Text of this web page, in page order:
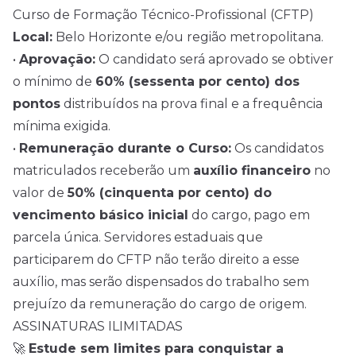
Curso de Formação Técnico-Profissional (CFTP)
Local: Belo Horizonte e/ou região metropolitana.
• Aprovação: O candidato será aprovado se obtiver
o mínimo de 60% (sessenta por cento) dos
pontos distribuídos na prova final e a frequência
mínima exigida.
• Remuneração durante o Curso: Os candidatos
matriculados receberão um auxílio financeiro no
valor de 50% (cinquenta por cento) do
vencimento básico inicial do cargo, pago em
parcela única. Servidores estaduais que
participarem do CFTP não terão direito a esse
auxílio, mas serão dispensados do trabalho sem
prejuízo da remuneração do cargo de origem.
ASSINATURAS ILIMITADAS
🚀 Estude sem limites para conquistar a